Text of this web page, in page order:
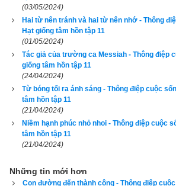
tái hiện hình ảnh người con gái xinh đẹp
một gia đình Trung Quốc nhập cư đã
“không có tài viết lách” trở thành một
nhiều người yêu mến, đồng thời là tác
sách bán chạy nhất ở Mỹ.
Để đọc online trọn bộ Sách Hạt giống
Hãy ủng hộ website bằng cách truy
xemvm.com. Lịch vạn niên của chúng
tính năng cơ bản như đổi lịch dương
ngày theo Ngọc hạp thông thư,
mà còn có nhiều tính năng nâng cao
(03/05/2024)
Hai từ nên tránh và hai từ nên nhớ - Thông
Hạt giống tâm hồn tập 11
(01/05/2024)
Tác giả của trường ca Messiah - Thông điệp
giống tâm hồn tập 11
(24/04/2024)
Từ bóng tối ra ánh sáng - Thông điệp cuộc
tâm hồn tập 11
(21/04/2024)
Niềm hạnh phúc nhỏ nhoi - Thông điệp cuộc
tâm hồn tập 11
(21/04/2024)
Những tin mới hơn
Con đường đến thành công - Thông điệp